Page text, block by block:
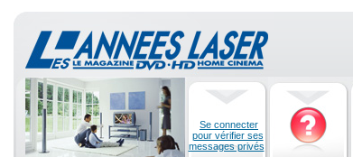
Se connecter
pour vérifier ses
messages privés